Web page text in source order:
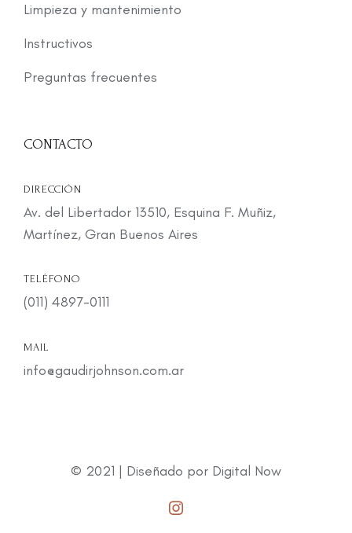
Limpieza y mantenimiento
Instructivos
Preguntas frecuentes
CONTACTO
DIRECCIÓN
Av. del Libertador 13510, Esquina F. Muñiz,
Martínez, Gran Buenos Aires
TELÉFONO
(011) 4897-0111
MAIL
info@gaudirjohnson.com.ar
© 2021 | Diseñado por Digital Now
Instagram